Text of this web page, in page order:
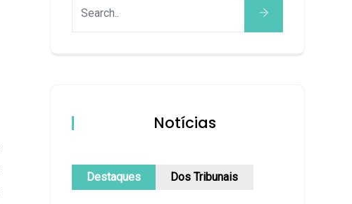
Notícias
Destaques Dos Tribunais